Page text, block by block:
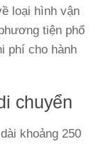
loại hình vận
tiện phổ
phí cho hành
chuyển
khoảng 250